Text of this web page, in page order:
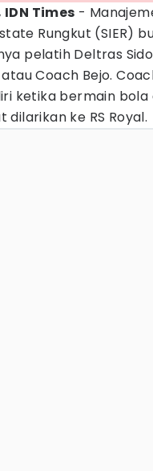
Times -
Rungkut (SIER)
pelatih Deltras
atau Coach Bejo.
ketika bermain bola
dilarikan ke RS Royal.